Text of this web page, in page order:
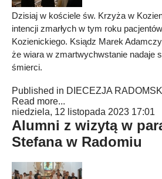
Dzisiaj w kościele św. Krzyża w
intencji zmarłych w tym roku
Kozienickiego. Ksiądz Marek
że wiara w zmartwychwstanie nadaje
śmierci.
Published in DIECEZJA
Read more...
niedziela, 12 listopada 2023 17:01
Alumni z wizytą w
Stefana w Radomiu